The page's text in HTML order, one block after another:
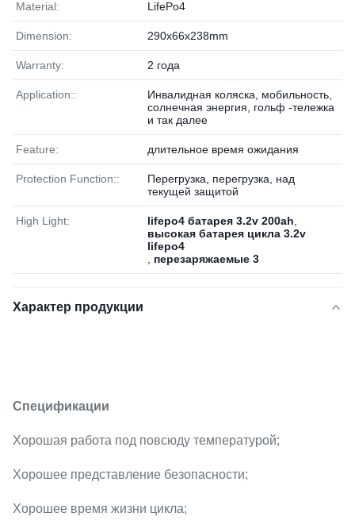
Material: LifePo4
Dimension: 290x66x238mm
Warranty: 2 года
Application::
Инвалидная коляска, мобильность,
солнечная энергия, гольф -тележка
и так далее
Feature: длительное время ожидания
Protection Function::
Перегрузка, перегрузка, над
текущей защитой
High Light: lifepo4 батарея 3.2v 200ah
высокая батарея цикла 3.2v
lifepo4
перезаряжаемые 3
Характер продукции
Спецификации
Хорошая работа под повсюду температурой;
Хорошее представление безопасности;
Хорошее время жизни цикла;